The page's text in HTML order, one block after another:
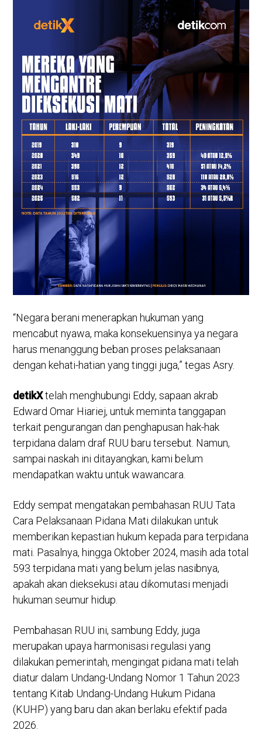
“Negara berani menerapkan hukuman yang
mencabut nyawa, maka konsekuensinya ya negara
harus menanggung beban proses pelaksanaan
dengan kehati-hatian yang tinggi juga,” tegas Asry.
detikXtelah menghubungi Eddy, sapaan akrab
Edward Omar Hiariej, untuk meminta tanggapan
terkait pengurangan dan penghapusan hak-hak
terpidana dalam draf RUU baru tersebut. Namun,
sampai naskah ini ditayangkan, kami belum
mendapatkan waktu untuk wawancara.
Eddy sempat mengatakan pembahasan RUU Tata
Cara Pelaksanaan Pidana Mati dilakukan untuk
memberikan kepastian hukum kepada para terpidana
mati. Pasalnya, hingga Oktober 2024, masih ada total
593 terpidana mati yang belum jelas nasibnya,
apakah akan dieksekusi atau dikomutasi menjadi
hukuman seumur hidup.
Pembahasan RUU ini, sambung Eddy, juga
merupakan upaya harmonisasi regulasi yang
dilakukan pemerintah, mengingat pidana mati telah
diatur dalam Undang-Undang Nomor 1 Tahun 2023
tentang Kitab Undang-Undang Hukum Pidana
(KUHP) yang baru dan akan berlaku efektif pada
2026.